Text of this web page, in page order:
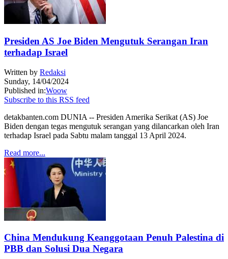
Presiden AS Joe Biden Mengutuk Serangan Iran
terhadap Israel
Written by Redaksi
Sunday, 14/04/2024
Published in:Woow
Subscribe to this RSS feed
detakbanten.com DUNIA -- Presiden Amerika Serikat (AS) Joe
Biden dengan tegas mengutuk serangan yang dilancarkan oleh Iran
terhadap Israel pada Sabtu malam tanggal 13 April 2024.
Read more...
China Mendukung Keanggotaan Penuh Palestina di
PBB dan Solusi Dua Negara